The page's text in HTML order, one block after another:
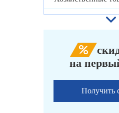
на
Получить